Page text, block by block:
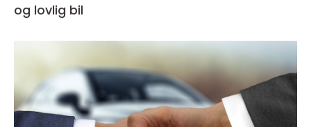
og lovlig bil